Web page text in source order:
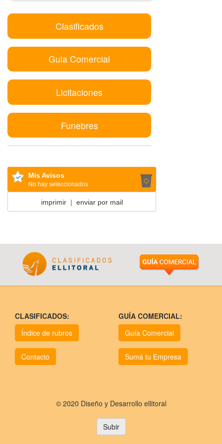
Clasificados
Guia Comercial
Licitaciones
Funebres
Mis Avisos
No hay seleccionados
imprimir| enviar por mail
CLASIFICADOS:
Índice de rubros
Contacto
GUÍA COMERCIAL:
Guía Comercial
Sumá tu Empresa
© 2020 Diseño y Desarrollo ellitoral
Subir